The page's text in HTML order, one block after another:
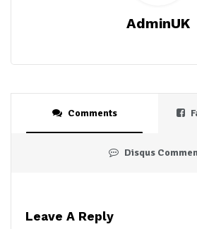
AdminUK
Comments
Disqus
Leave A Reply